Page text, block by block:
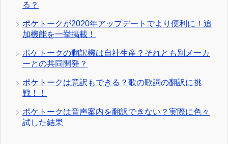
る？
ポケトークが2020年アップデートでより便利に！追
加機能を一挙掲載！
ポケトークの翻訳機は自社生産？それとも別メーカ
ーとの共同開発？
ポケトークは意訳もできる？歌の歌詞の翻訳に挑
戦！！
ポケトークは音声案内を翻訳できない？実際に色々
試した結果